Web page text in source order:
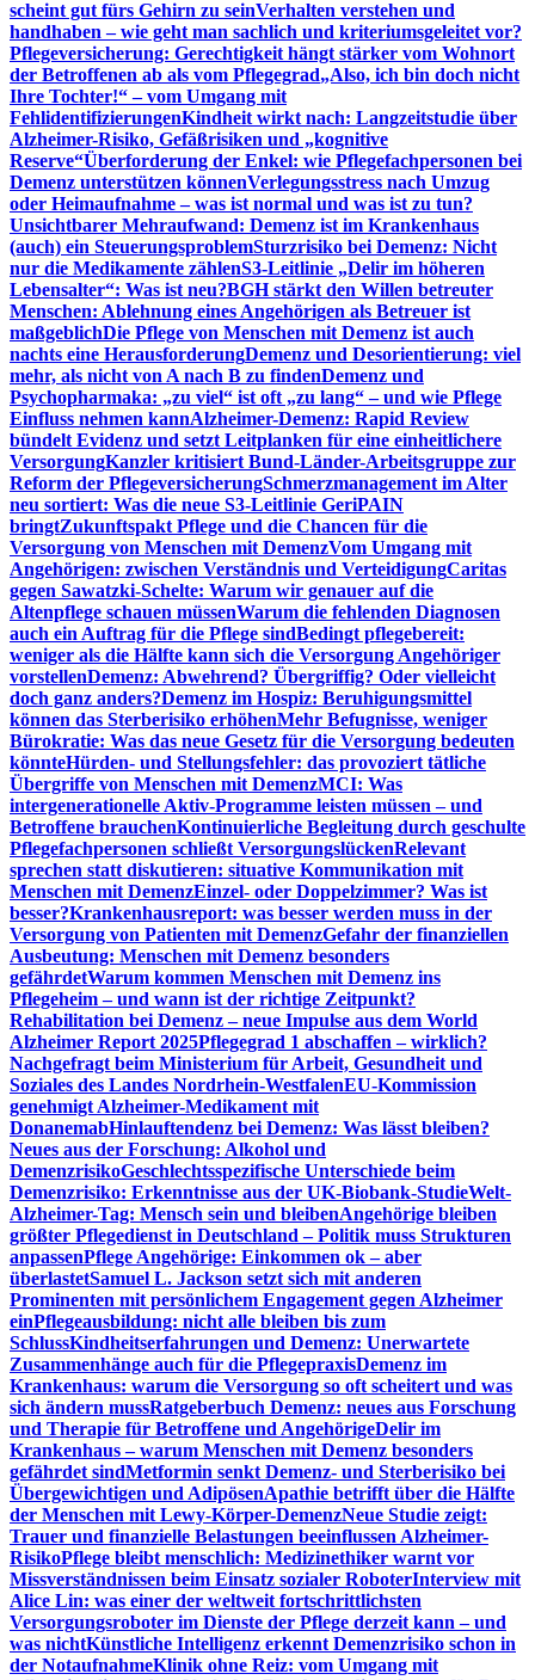
scheint gut fürs Gehirn zu seinVerhalten verstehen und
handhaben – wie geht man sachlich und kriteriumsgeleitet vor?
Pflegeversicherung: Gerechtigkeit hängt stärker vom Wohnort
der Betroffenen ab als vom Pflegegrad„Also, ich bin doch nicht
Ihre Tochter!“ – vom Umgang mit
FehlidentifizierungenKindheit wirkt nach: Langzeitstudie über
Alzheimer-Risiko, Gefäßrisiken und „kognitive
Reserve“Überforderung der Enkel: wie Pflegefachpersonen bei
Demenz unterstützen könnenVerlegungsstress nach Umzug
oder Heimaufnahme – was ist normal und was ist zu tun?
Unsichtbarer Mehraufwand: Demenz ist im Krankenhaus
(auch) ein SteuerungsproblemSturzrisiko bei Demenz: Nicht
nur die Medikamente zählenS3-Leitlinie „Delir im höheren
Lebensalter“: Was ist neu?BGH stärkt den Willen betreuter
Menschen: Ablehnung eines Angehörigen als Betreuer ist
maßgeblichDie Pflege von Menschen mit Demenz ist auch
nachts eine HerausforderungDemenz und Desorientierung: viel
mehr, als nicht von A nach B zu findenDemenz und
Psychopharmaka: „zu viel“ ist oft „zu lang“ – und wie Pflege
Einfluss nehmen kannAlzheimer-Demenz: Rapid Review
bündelt Evidenz und setzt Leitplanken für eine einheitlichere
VersorgungKanzler kritisiert Bund-Länder-Arbeitsgruppe zur
Reform der PflegeversicherungSchmerzmanagement im Alter
neu sortiert: Was die neue S3-Leitlinie GeriPAIN
bringtZukunftspakt Pflege und die Chancen für die
Versorgung von Menschen mit DemenzVom Umgang mit
Angehörigen: zwischen Verständnis und VerteidigungCaritas
gegen Sawatzki-Schelte: Warum wir genauer auf die
Altenpflege schauen müssenWarum die fehlenden Diagnosen
auch ein Auftrag für die Pflege sindBedingt pflegebereit:
weniger als die Hälfte kann sich die Versorgung Angehöriger
vorstellenDemenz: Abwehrend? Übergriffig? Oder vielleicht
doch ganz anders?Demenz im Hospiz: Beruhigungsmittel
können das Sterberisiko erhöhenMehr Befugnisse, weniger
Bürokratie: Was das neue Gesetz für die Versorgung bedeuten
könnteHürden- und Stellungsfehler: das provoziert tätliche
Übergriffe von Menschen mit DemenzMCI: Was
intergenerationelle Aktiv-Programme leisten müssen – und
Betroffene brauchenKontinuierliche Begleitung durch geschulte
Pflegefachpersonen schließt VersorgungslückenRelevant
sprechen statt diskutieren: situative Kommunikation mit
Menschen mit DemenzEinzel- oder Doppelzimmer? Was ist
besser?Krankenhausreport: was besser werden muss in der
Versorgung von Patienten mit DemenzGefahr der finanziellen
Ausbeutung: Menschen mit Demenz besonders
gefährdetWarum kommen Menschen mit Demenz ins
Pflegeheim – und wann ist der richtige Zeitpunkt?
Rehabilitation bei Demenz – neue Impulse aus dem World
Alzheimer Report 2025Pflegegrad 1 abschaffen – wirklich?
Nachgefragt beim Ministerium für Arbeit, Gesundheit und
Soziales des Landes Nordrhein-WestfalenEU-Kommission
genehmigt Alzheimer-Medikament mit
DonanemabHinlauftendenz bei Demenz: Was lässt bleiben?
Neues aus der Forschung: Alkohol und
DemenzrisikoGeschlechtsspezifische Unterschiede beim
Demenzrisiko: Erkenntnisse aus der UK-Biobank-StudieWelt-
Alzheimer-Tag: Mensch sein und bleibenAngehörige bleiben
größter Pflegedienst in Deutschland – Politik muss Strukturen
anpassenPflege Angehörige: Einkommen ok – aber
überlastetSamuel L. Jackson setzt sich mit anderen
Prominenten mit persönlichem Engagement gegen Alzheimer
einPflegeausbildung: nicht alle bleiben bis zum
SchlussKindheitserfahrungen und Demenz: Unerwartete
Zusammenhänge auch für die PflegepraxisDemenz im
Krankenhaus: warum die Versorgung so oft scheitert und was
sich ändern mussRatgeberbuch Demenz: neues aus Forschung
und Therapie für Betroffene und AngehörigeDelir im
Krankenhaus – warum Menschen mit Demenz besonders
gefährdet sindMetformin senkt Demenz- und Sterberisiko bei
Übergewichtigen und AdipösenApathie betrifft über die Hälfte
der Menschen mit Lewy-Körper-DemenzNeue Studie zeigt:
Trauer und finanzielle Belastungen beeinflussen Alzheimer-
RisikoPflege bleibt menschlich: Medizinethiker warnt vor
Missverständnissen beim Einsatz sozialer RoboterInterview mit
Alice Lin: was einer der weltweit fortschrittlichsten
Versorgungsroboter im Dienste der Pflege derzeit kann – und
was nichtKünstliche Intelligenz erkennt Demenzrisiko schon in
der NotaufnahmeKlinik ohne Reiz: vom Umgang mit